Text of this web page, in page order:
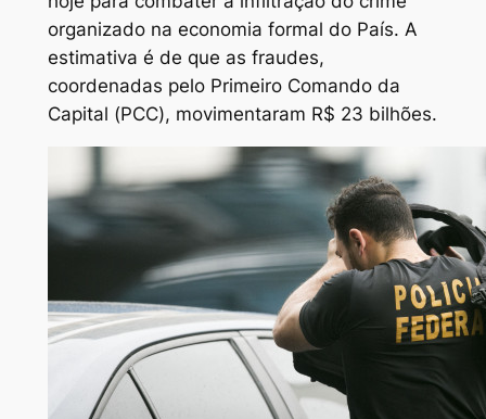
organizado na economia formal do País. A
estimativa é de que as fraudes,
coordenadas pelo Primeiro Comando da
Capital (PCC), movimentaram R$ 23 bilhões.